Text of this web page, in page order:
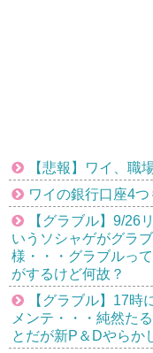
【悲報】ワイ、職
ワイの銀行口座4
【グラブル】9/26
いうソシャゲがグラ
様・・・グラブルっ
がするけど何故？
【グラブル】17
メンテ・・・純然た
とだが新P＆Dやらか